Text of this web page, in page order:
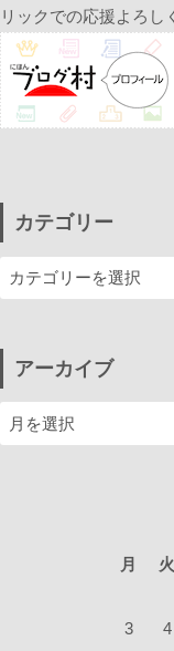
リックでの応援よろし
カテゴリー
アーカイブ
月
火
3
4